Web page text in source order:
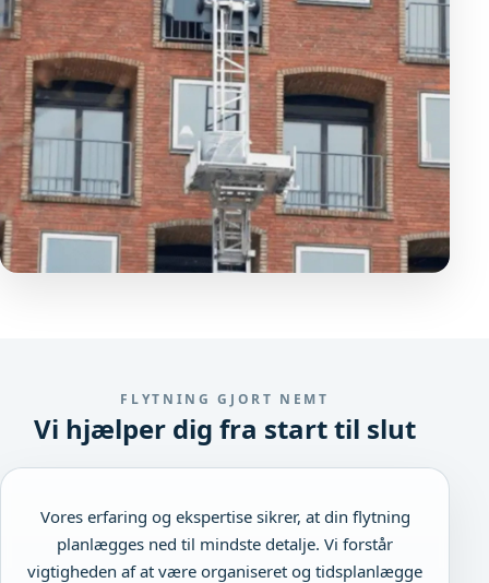
FLYTNING GJORT NEMT
Vi hjælper dig fra start til slut
Vores erfaring og ekspertise sikrer, at din flytning
planlægges ned til mindste detalje. Vi forstår
vigtigheden af at være organiseret og tidsplanlægge